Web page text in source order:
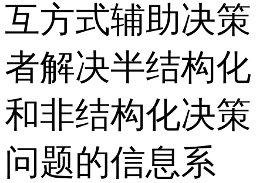
互方式辅助决策
者解决半结构化
和非结构化决策
问题的信息系